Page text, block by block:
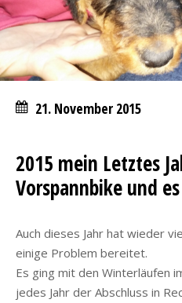
21. November 2015
2015 mein Letztes
Vorspannbike und
Auch dieses Jahr hat wieder
einige Problem bereitet.
Es ging mit den Winterläufen
jedes Jahr der Abschluss in